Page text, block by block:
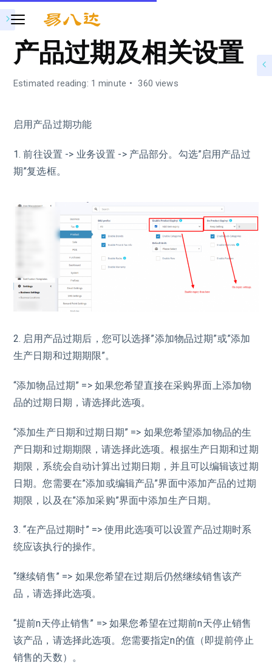
产品过期及相关设置
Estimated reading: 1 minute 360 views
启用产品过期功能
1. 前往设置 -> 业务设置 -> 产品部分。勾选”启用产品过
期”复选框。
2. 启用产品过期后，您可以选择”添加物品过期”或”添加
生产日期和过期期限”。
“添加物品过期” => 如果您希望直接在采购界面上添加物
品的过期日期，请选择此选项。
“添加生产日期和过期日期” => 如果您希望添加物品的生
产日期和过期期限，请选择此选项。根据生产日期和过期
期限，系统会自动计算出过期日期，并且可以编辑该过期
日期。您需要在”添加或编辑产品”界面中添加产品的过期
期限，以及在”添加采购”界面中添加生产日期。
3. “在产品过期时” => 使用此选项可以设置产品过期时系
统应该执行的操作。
“继续销售” => 如果您希望在过期后仍然继续销售该产
品，请选择此选项。
“提前n天停止销售” => 如果您希望在过期前n天停止销售
该产品，请选择此选项。您需要指定n的值（即提前停止
销售的天数）。